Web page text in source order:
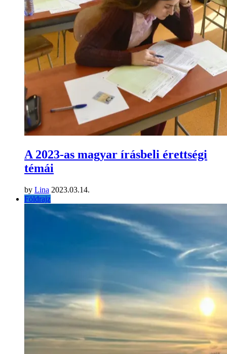
A 2023-as magyar írásbeli érettségi
témái
by Lina 2023.03.14.
Földrajz